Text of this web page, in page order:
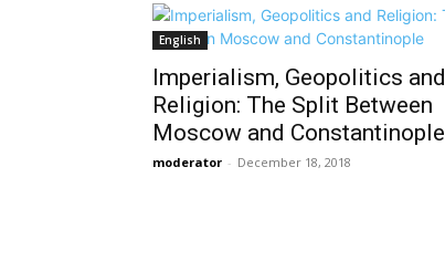
English
Imperialism, Geopolitics and
Religion: The Split Between
Moscow and Constantinople
moderator - December 18, 2018